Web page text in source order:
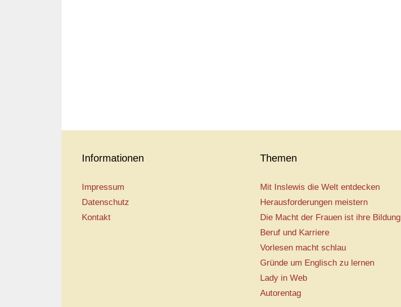
Informationen
Impressum
Datenschutz
Kontakt
Themen
Mit Inslewis die Welt entdecken
Herausforderungen meistern
Die Macht der Frauen ist ihre Bildung
Beruf und Karriere
Vorlesen macht schlau
Gründe um Englisch zu lernen
Lady in Web
Autorentag